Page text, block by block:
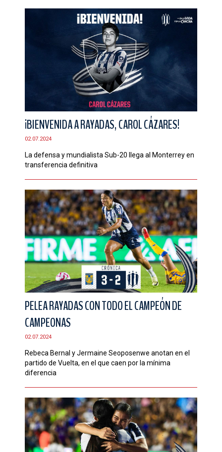
¡BIENVENIDA A RAYADAS, CAROL CÁZARES!
02.07.2024
La defensa y mundialista Sub-20 llega al Monterrey en
transferencia definitiva
PELEA RAYADAS CON TODO EL CAMPEÓN DE
CAMPEONAS
02.07.2024
Rebeca Bernal y Jermaine Seoposenwe anotan en el
partido de Vuelta, en el que caen por la mínima
diferencia